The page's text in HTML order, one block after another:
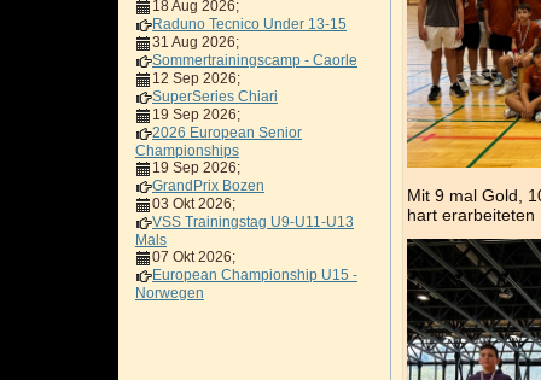
18 Aug 2026;
Raduno Tecnico Under 13-15
31 Aug 2026;
Sommertrainingscamp - Caorle
12 Sep 2026;
SuperSeries Chiari
19 Sep 2026;
2026 European Senior
Championships
19 Sep 2026;
GrandPrix Bozen
03 Okt 2026;
VSS Trainingstag U9-U11-U13
Mals
07 Okt 2026;
European Championship U15 -
Norwegen
Mit 9 mal Gold,
hart erarbeiteten